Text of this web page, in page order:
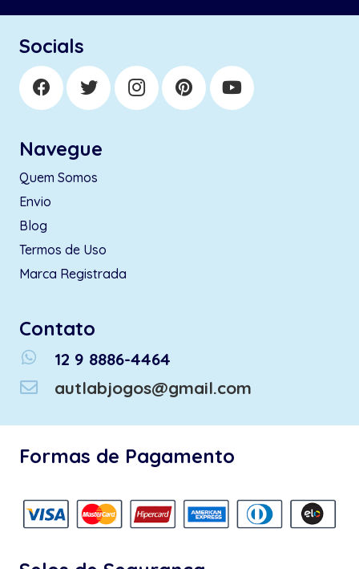
Socials
Navegue
Quem Somos
Envio
Blog
Termos de Uso
Marca Registrada
Contato
whatsapp
12 9 8886-4464
autlabjogos@gmail.com
Formas de Pagamento